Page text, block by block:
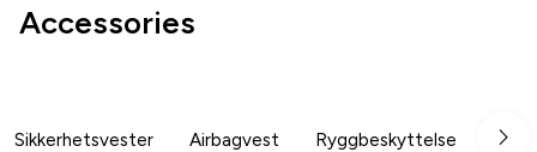
Accessories
Sikkerhetsvester Airbagvest Ryggbeskyttelse